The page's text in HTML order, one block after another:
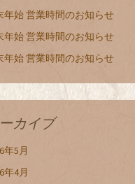
年始 営業時間のお知らせ
年始 営業時間のお知らせ
年始 営業時間のお知らせ
カイブ
年5月
年4月